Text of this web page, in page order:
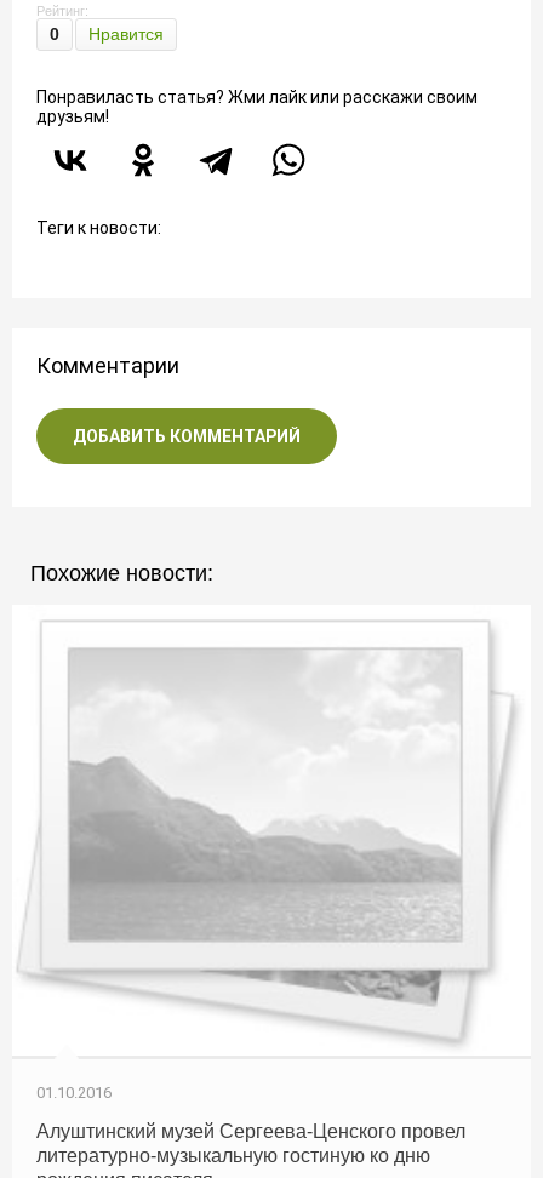
Рейтинг:
0 Нравится
Понравиласть статья? Жми лайк или расскажи своим
друзьям!
Теги к новости:
Комментарии
ДОБАВИТЬ КОММЕНТАРИЙ
Похожие новости:
01.10.2016
Алуштинский музей Сергеева-Ценского провел
литературно-музыкальную гостиную ко дню